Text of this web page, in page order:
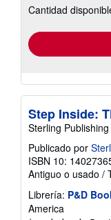
Cantidad
Step Inside:
Sterling
Publicado por
ISBN 10:
Antiguo o usado /
Librería: P&D
America